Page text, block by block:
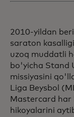
2010-yildan
saraton
uzoq muddatli
bo'yicha Stand
missiyasini
Liga Beysbol
Mastercard har
hikoyalarini